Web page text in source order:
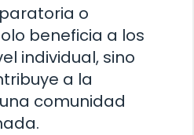
o
beneficia a los
individual, sino
a la
comunidad